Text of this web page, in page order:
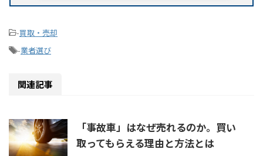
-買取・売却
-業者選び
関連記事
「事故車」はなぜ売れるのか。買い
取ってもらえる理由と方法とは